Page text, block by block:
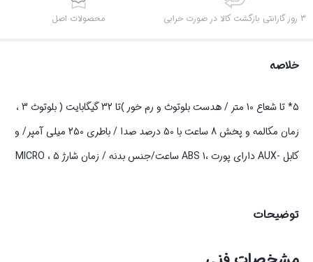
3 روز گارانتی بازگشت کالا در صورت خرابی محصولات اصل
خلاصه
5* تا شعاع 10 متر / هدست بلوتوث و رم خور )تا 32 گیگابایت ( بلوتوث 3 ،
زمان مکالمه و پخش 8 ساعت با 50 درصد صدا / باطری 250 میلی آمپر/ و
کابل -AUX دارای پورت ،ABS 1 ساعت/جنس بدنه / زمان شارژ 5 ، MICRO
توضیحات